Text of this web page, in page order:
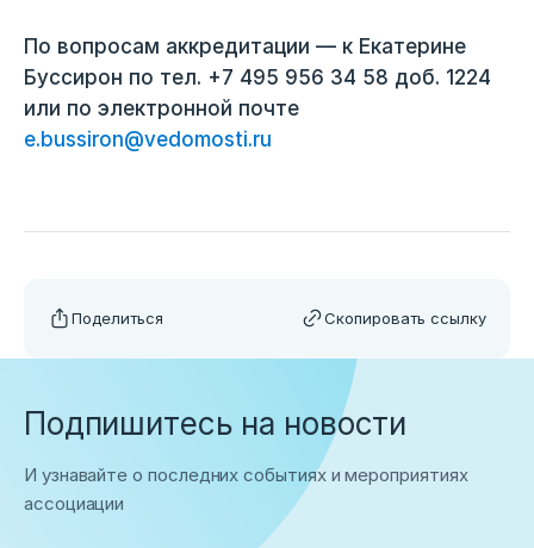
По вопросам аккредитации — к Екатерине
Буссирон по тел. +7 495 956 34 58 доб. 1224
или по электронной почте
e.bussiron@vedomosti.ru
Поделиться Скопировать ссылку
Подпишитесь на новости
И узнавайте о последних событиях и мероприятиях
ассоциации